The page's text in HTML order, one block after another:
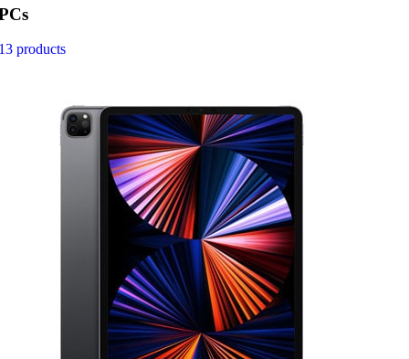
products